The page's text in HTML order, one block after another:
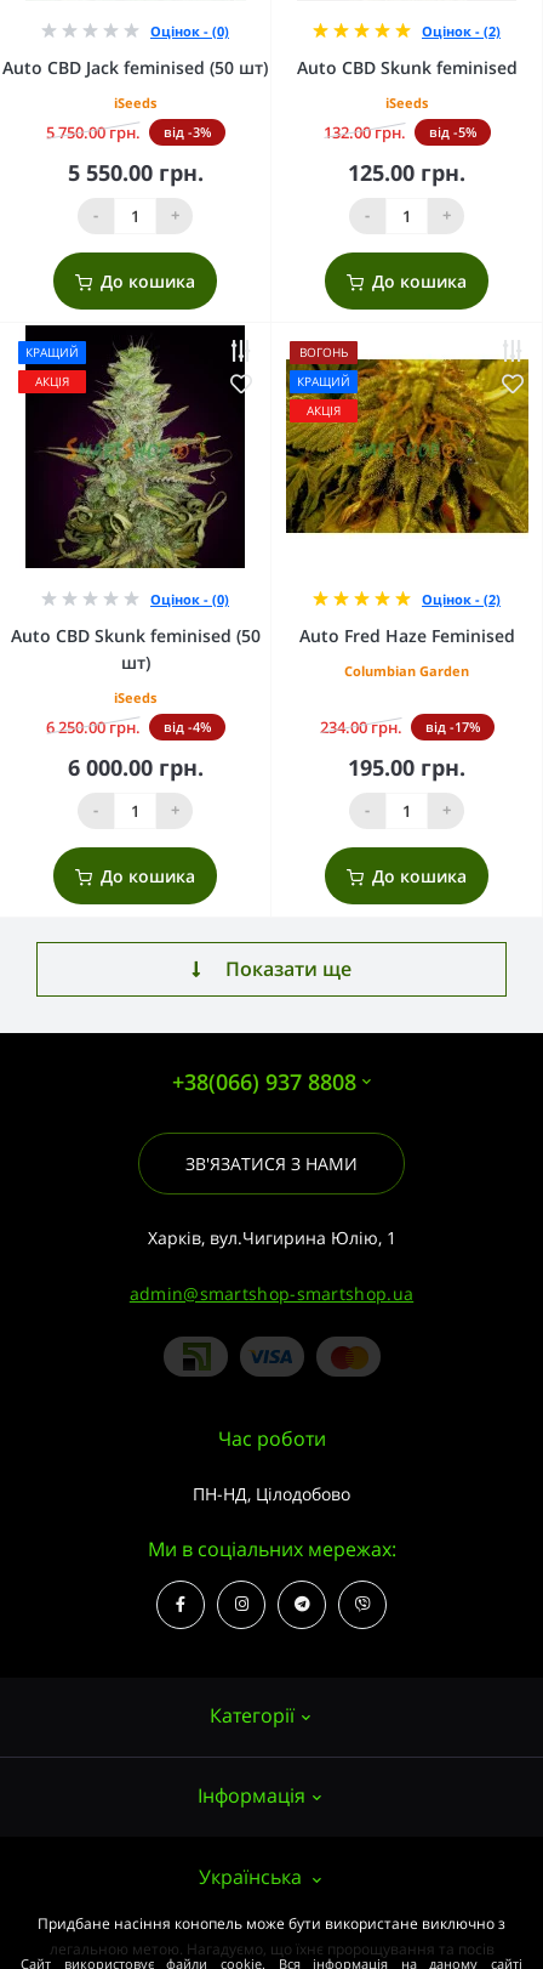
Оцінок - (0)
Auto CBD Jack feminised (50 шт)
iSeeds
5 750.00 грн. від -3%
5 550.00 грн.
- +
До кошика
Оцінок - (2)
Auto CBD Skunk feminised
iSeeds
132.00 грн. від -5%
125.00 грн.
- +
До кошика
КРАЩИЙ
АКЦІЯ
Оцінок - (0)
Auto CBD Skunk feminised (50
шт)
iSeeds
6 250.00 грн. від -4%
6 000.00 грн.
- +
До кошика
ВОГОНЬ
КРАЩИЙ
АКЦІЯ
Оцінок - (2)
Auto Fred Haze Feminised
Columbian Garden
234.00 грн. від -17%
195.00 грн.
- +
До кошика
Показати ще
+38(066) 937 8808
ЗВ'ЯЗАТИСЯ З НАМИ
Харків, вул.Чигирина Юлію, 1
admin@smartshop-smartshop.ua
Категорії
Потужні сорти
Інформація
Публічний договір (ОФЕРТА)
Оплата та доставка
Час роботи
ПН-НД, Цілодобово
Ми в соціальних мережах:
Українська
Придбане насіння конопель може бути використане виключно з
легальною метою. Нагадуємо, що їхнє пророщування та посів
Сайт використовує файли cookie. Вся інформація на даному сайті